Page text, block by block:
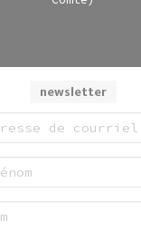
newsletter